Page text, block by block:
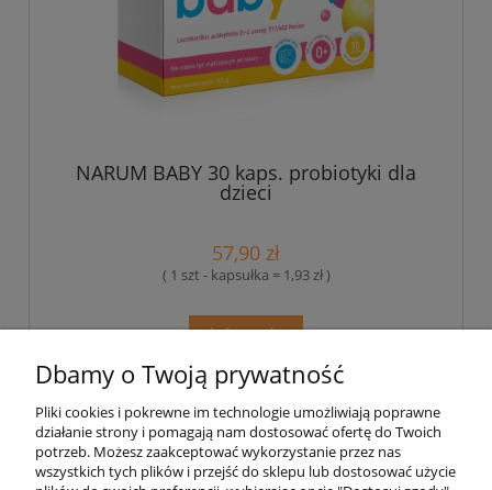
NARUM BABY 30 kaps. probiotyki dla
dzieci
57,90 zł
( 1 szt - kapsułka = 1,93 zł )
do koszyka
Pomoc
Moje konto
Dbamy o Twoją prywatność
Pliki cookies i pokrewne im technologie umożliwiają poprawne
działanie strony i pomagają nam dostosować ofertę do Twoich
potrzeb. Możesz zaakceptować wykorzystanie przez nas
wszystkich tych plików i przejść do sklepu lub dostosować użycie